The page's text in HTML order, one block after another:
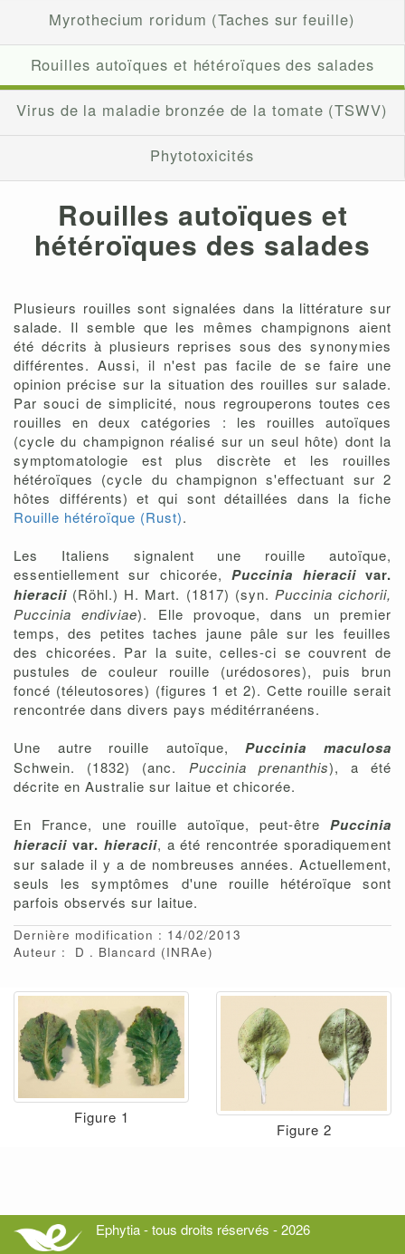
Myrothecium roridum (Taches sur feuille)
Rouilles autoïques et hétéroïques des salades
Virus de la maladie bronzée de la tomate (TSWV)
Phytotoxicités
Rouilles autoïques et
hétéroïques des salades
Plusieurs rouilles sont signalées dans la littérature sur
salade. Il semble que les mêmes champignons aient
été décrits à plusieurs reprises sous des synonymies
différentes. Aussi, il n'est pas facile de se faire une
opinion précise sur la situation des rouilles sur salade.
Par souci de simplicité, nous regrouperons toutes ces
rouilles en deux catégories : les rouilles autoïques
(cycle du champignon réalisé sur un seul hôte) dont la
symptomatologie est plus discrète et les rouilles
hétéroïques (cycle du champignon s'effectuant sur 2
hôtes différents) et qui sont détaillées dans la fiche
Rouille hétéroïque (Rust).
Les Italiens signalent une rouille autoïque,
essentiellement sur chicorée,Puccinia hieraciivar.
hieracii (Röhl.) H. Mart. (1817) (syn. Puccinia cichorii,
Puccinia endiviae). Elle provoque, dans un premier
temps, des petites taches jaune pâle sur les feuilles
des chicorées. Par la suite, celles-ci se couvrent de
pustules de couleur rouille (urédosores), puis brun
foncé (téleutosores) (figures 1 et 2). Cette rouille serait
rencontrée dans divers pays méditérranéens.
Une autre rouille autoïque,Puccinia maculosa
Schwein. (1832) (anc. Puccinia prenanthis), a été
décrite en Australie sur laitue et chicorée.
En France, une rouille autoïque, peut-être Puccinia
hieracii var. hieracii, a été rencontrée sporadiquement
sur salade il y a de nombreuses années. Actuellement,
seuls les symptômes d'une rouille hétéroïque sont
parfois observés sur laitue.
Dernière modification : 14/02/2013
Auteur :
D Blancard (INRAe)
Figure 1
Figure 2
Ephytia - tous droits réservés - 2026